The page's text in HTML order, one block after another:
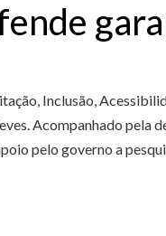
Inclusão,
Acompanhado pela
pelo governo a